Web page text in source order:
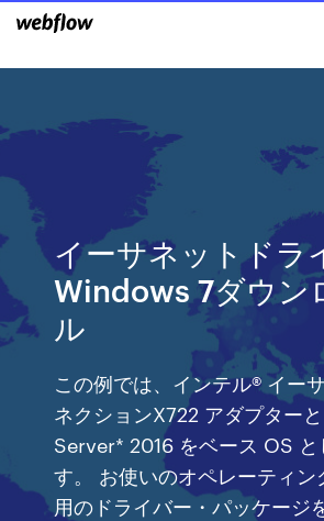
イーサネットドラ
Windows 7ダウン
ル
この例では、インテル® イー
ネクションX722 アダプター
Server* 2016 をベース OS と
す。 お使いのオペレーティン
用のドライバー・パッケージ